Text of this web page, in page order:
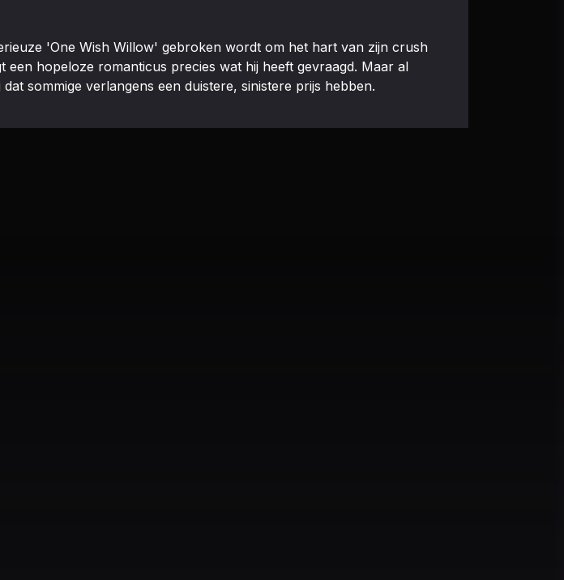
'One Wish Willow' gebroken wordt om het hart van zijn crush
een hopeloze romanticus precies wat hij heeft gevraagd. Maar al
sommige verlangens een duistere, sinistere prijs hebben.